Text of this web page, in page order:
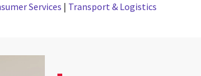
Services | Transport & Logistics